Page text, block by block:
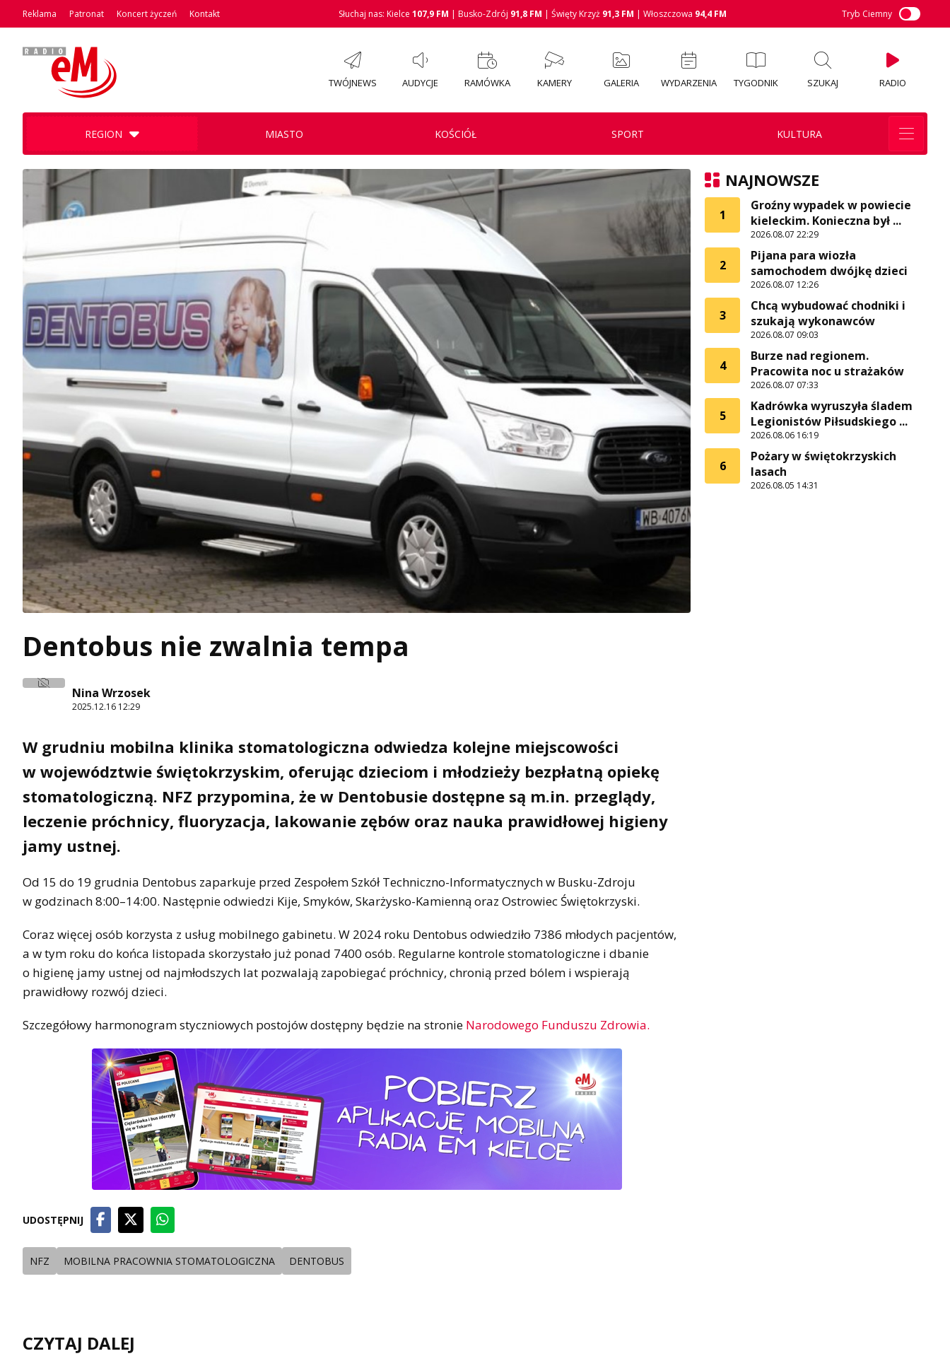
Reklama Patronat Koncert życzeń Kontakt Słuchaj nas: Kielce 107,9 FM | Busko-Zdrój 91,8 FM | Święty Krzyż 91,3 FM | Włoszczowa 94,4 FM Tryb Ciemny
TWÓJNEWS AUDYCJE RAMÓWKA KAMERY GALERIA WYDARZENIA TYGODNIK SZUKAJ RADIO
REGION MIASTO KOŚCIÓŁ SPORT KULTURA
Dentobus nie zwalnia tempa
Nina Wrzosek
2025.12.16 12:29
W grudniu mobilna klinika stomatologiczna odwiedza kolejne miejscowości
w województwie świętokrzyskim, oferując dzieciom i młodzieży bezpłatną opiekę
stomatologiczną. NFZ przypomina, że w Dentobusie dostępne są m.in. przeglądy,
leczenie próchnicy, fluoryzacja, lakowanie zębów oraz nauka prawidłowej higieny
jamy ustnej.
Od 15 do 19 grudnia Dentobus zaparkuje przed Zespołem Szkół Techniczno-Informatycznych w Busku-Zdroju
w godzinach 8:00–14:00. Następnie odwiedzi Kije, Smyków, Skarżysko-Kamienną oraz Ostrowiec Świętokrzyski.
Coraz więcej osób korzysta z usług mobilnego gabinetu. W 2024 roku Dentobus odwiedziło 7386 młodych pacjentów,
a w tym roku do końca listopada skorzystało już ponad 7400 osób. Regularne kontrole stomatologiczne i dbanie
o higienę jamy ustnej od najmłodszych lat pozwalają zapobiegać próchnicy, chronią przed bólem i wspierają
prawidłowy rozwój dzieci.
Szczegółowy harmonogram styczniowych postojów dostępny będzie na stronie Narodowego Funduszu Zdrowia.
UDOSTĘPNIJ
NFZ MOBILNA PRACOWNIA STOMATOLOGICZNA DENTOBUS
NAJNOWSZE
1
Groźny wypadek w powiecie
kieleckim. Konieczna był ...
2026.08.07 22:29
2
Pijana para wiozła
samochodem dwójkę dzieci
2026.08.07 12:26
3
Chcą wybudować chodniki i
szukają wykonawców
2026.08.07 09:03
4
Burze nad regionem.
Pracowita noc u strażaków
2026.08.07 07:33
5
Kadrówka wyruszyła śladem
Legionistów Piłsudskiego ...
2026.08.06 16:19
6
Pożary w świętokrzyskich
lasach
2026.08.05 14:31
CZYTAJ DALEJ